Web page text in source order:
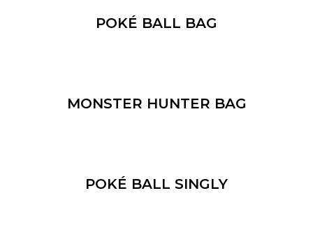
POKÉ BALL BAG
MONSTER HUNTER BAG
POKÉ BALL SINGLY